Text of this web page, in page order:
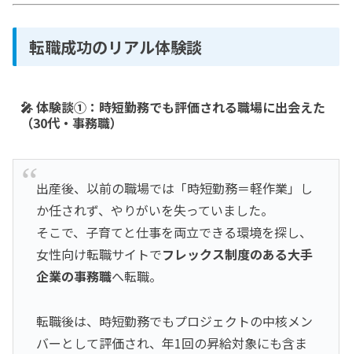
転職成功のリアル体験談
🎤 体験談①：時短勤務でも評価される職場に出会えた
（30代・事務職）
出産後、以前の職場では「時短勤務＝軽作業」し
か任されず、やりがいを失っていました。
そこで、子育てと仕事を両立できる環境を探し、
女性向け転職サイトでフレックス制度のある大手
企業の事務職へ転職。
転職後は、時短勤務でもプロジェクトの中核メン
バーとして評価され、年1回の昇給対象にも含ま